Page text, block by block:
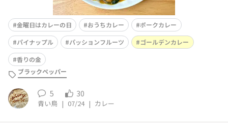
金曜日はカレーの日 おうちカレー
ポークカレー
パイナップル
パッションフルーツ
ゴールデンカレー
香りの金
ブラックペッパー
5 30
青い鳥 | 07/24 | カレー